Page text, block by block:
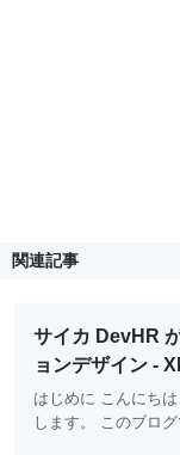
関連記事
サイカ DevHR
ョンデザイン -
はじめに こんにち
します。 このブロ